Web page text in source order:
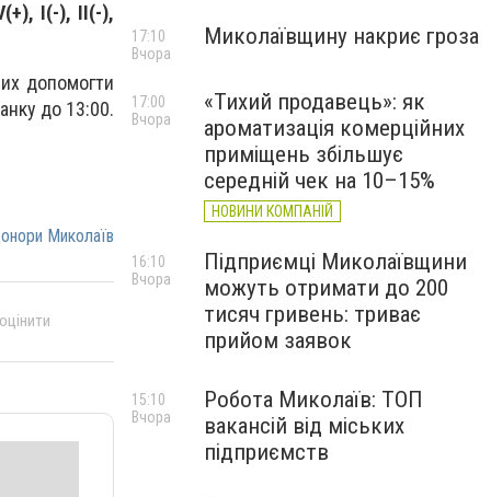
I(-), II(-),
допомогти
до 13:00.
Миколаїв
Миколаївщину накриє гроза
17:10
Вчора
«Тихий продавець»: як
ароматизація комерційних
приміщень збільшує
середній чек на 10–15%
НОВИНИ КОМПАНІЙ
17:00
Вчора
Підприємці Миколаївщини
можуть отримати до 200
тисяч гривень: триває
прийом заявок
16:10
Вчора
Робота Миколаїв: ТОП
вакансій від міських
підприємств
15:10
Вчора